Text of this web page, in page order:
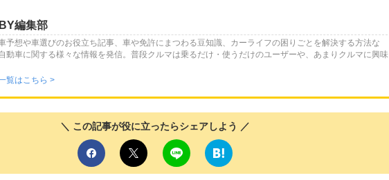
編集部
予想や車選びのお役立ち記事、車や免許にまつわる豆知識、カーライフの困りごとを解決する方法な
動車に関する様々な情報を発信。普段クルマは乗るだけ・使うだけのユーザーや、あまりクルマに興味
覧はこちら >
＼ この記事が役に立ったらシェアしよう ／